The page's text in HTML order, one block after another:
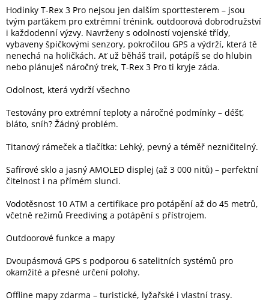
notebooky
Elektronika
Black
Friday
zboží
CARTRIDGE
Sestavy
Hodinky T-Rex 3 Pro nejsou jen dalším sporttesterem – jsou
tvým parťákem pro extrémní trénink, outdoorová dobrodružství
i každodenní výzvy. Navrženy s odolností vojenské třídy,
vybaveny špičkovými senzory, pokročilou GPS a výdrží, která tě
nenechá na holičkách. Ať už běháš trail, potápíš se do hlubin
nebo plánuješ náročný trek, T-Rex 3 Pro ti kryje záda.
Odolnost, která vydrží všechno
Testovány pro extrémní teploty a náročné podmínky – déšť,
bláto, sníh? Žádný problém.
Titanový rámeček a tlačítka: Lehký, pevný a téměř nezničitelný.
Safírové sklo a jasný AMOLED displej (až 3 000 nitů) – perfektní
čitelnost i na přímém slunci.
Vodotěsnost 10 ATM a certifikace pro potápění až do 45 metrů,
včetně režimů Freediving a potápění s přístrojem.
Outdoorové funkce a mapy
Dvoupásmová GPS s podporou 6 satelitních systémů pro
okamžité a přesné určení polohy.
Offline mapy zdarma – turistické, lyžařské i vlastní trasy.